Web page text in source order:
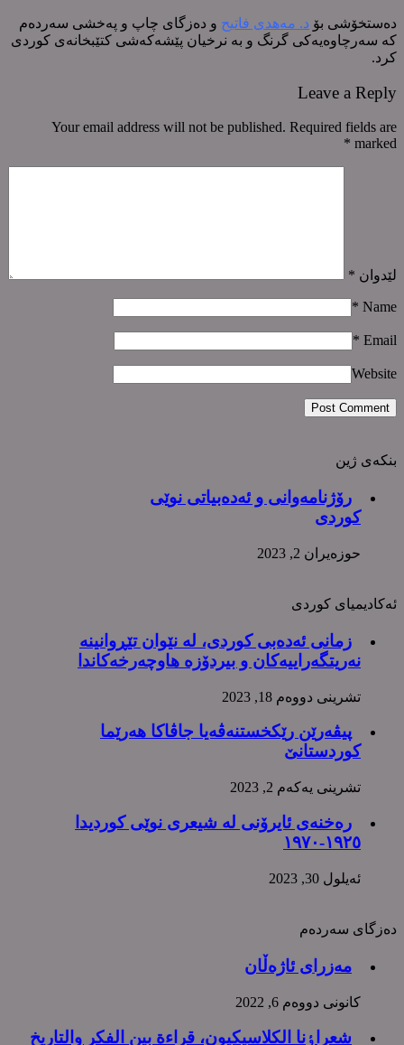
دەستخۆشی بۆ د. مەهدی فاتیح و دەزگای چاپ و پەخشی سەردەم
کە سەرچاوەیەکی گرنگ و بە نرخیان پێشەکەشی کتێبخانەی کوردی
کرد.
Leave a Reply
Your email address will not be published. Required fields are
marked
*
لێدوان *
Name
*
Email
*
Website
بنکەی ژین
رۆژنامەوانی و ئەدەبیاتی نوێی
کوردی
حوزه‌یران 2, 2023
ئەکادیمیای کوردی
زمانی ئەدەبی کوردی، لە نێوان تێڕوانینە
نەریتگەراییەکان و بیردۆزە هاوچەرخەکاندا
تشرینی دووه‌م 18, 2023
پیڤەرێن رێکخستنەڤەیا جاڤاکا هەرێما
کوردستانێ
تشرینی یه‌كه‌م 2, 2023
رەخنەی ئایرۆنی لە شیعری نوێی کوردیدا
١٩٢٥-١٩٧٠
ئه‌یلول 30, 2023
دەزگای سەردەم
مەزرای ئاژەڵان
كانونی دووه‌م 6, 2022
شعراٶنا الکلاسیکیون، قراءة بین الفکر والتاریخ